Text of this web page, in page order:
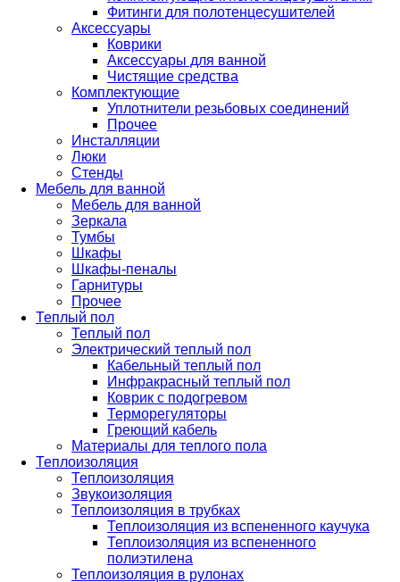
Фитинги для полотенцесушителей
Аксессуары
Коврики
Аксессуары для ванной
Чистящие средства
Комплектующие
Уплотнители резьбовых соединений
Прочее
Инсталляции
Люки
Стенды
Мебель для ванной
Мебель для ванной
Зеркала
Тумбы
Шкафы
Шкафы-пеналы
Гарнитуры
Прочее
Теплый пол
Теплый пол
Электрический теплый пол
Кабельный теплый пол
Инфракрасный теплый пол
Коврик с подогревом
Терморегуляторы
Греющий кабель
Материалы для теплого пола
Теплоизоляция
Теплоизоляция
Звукоизоляция
Теплоизоляция в трубках
Теплоизоляция из вспененного каучука
Теплоизоляция из вспененного
полиэтилена
Теплоизоляция в рулонах